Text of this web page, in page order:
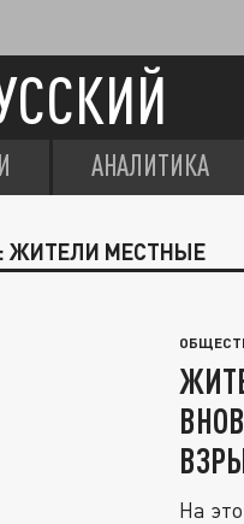
АНАЛИТИКА
ЖИТЕЛИ МЕСТНЫЕ
На